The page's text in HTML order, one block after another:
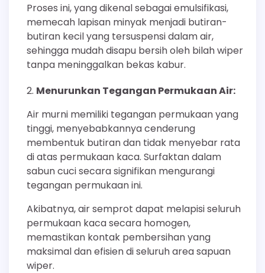
Proses ini, yang dikenal sebagai emulsifikasi,
memecah lapisan minyak menjadi butiran-
butiran kecil yang tersuspensi dalam air,
sehingga mudah disapu bersih oleh bilah wiper
tanpa meninggalkan bekas kabur.
Menurunkan Tegangan Permukaan Air:
Air murni memiliki tegangan permukaan yang
tinggi, menyebabkannya cenderung
membentuk butiran dan tidak menyebar rata
di atas permukaan kaca. Surfaktan dalam
sabun cuci secara signifikan mengurangi
tegangan permukaan ini.
Akibatnya, air semprot dapat melapisi seluruh
permukaan kaca secara homogen,
memastikan kontak pembersihan yang
maksimal dan efisien di seluruh area sapuan
wiper.